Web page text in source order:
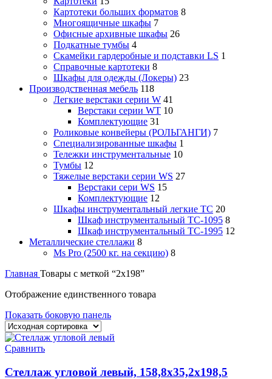
Картотеки больших форматов 8
Многоящичные шкафы 7
Офисные архивные шкафы 26
Подкатные тумбы 4
Скамейки гардеробные и подставки LS 1
Справочные картотеки 8
Шкафы для одежды (Локеры) 23
Производственная мебель 118
Легкие верстаки серии W 41
Верстаки серии WT 10
Комплектующие 31
Роликовые конвейеры (РОЛЬГАНГИ) 7
Специализированные шкафы 1
Тележки инструментальные 10
Тумбы 12
Тяжелые верстаки серии WS 27
Верстаки сери WS 15
Комплектующие 12
Шкафы инструментальный легкие ТС 20
Шкаф инструментальный TC-1095 8
Шкаф инструментальный TC-1995 12
Металлические стеллажи 8
Ms Pro (2500 кг. на секцию) 8
Главная Товары с меткой “2х198”
Отображение единственного товара
Показать боковую панель
Сравнить
Стеллаж угловой левый, 158,8х35,2х198,5